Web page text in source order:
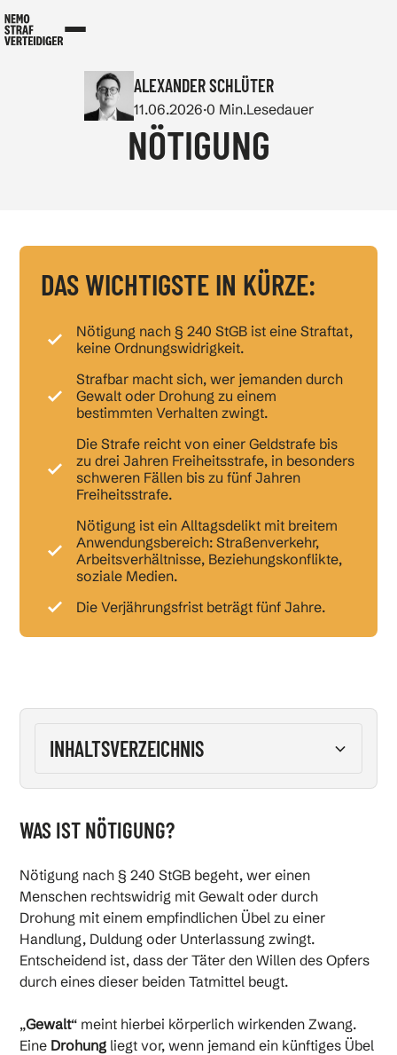
ALEXANDER SCHLÜTER
11.06.2026·0 Min.Lesedauer
NÖTIGUNG
DAS WICHTIGSTE IN KÜRZE:
Nötigung nach § 240 StGB ist eine Straftat,
keine Ordnungswidrigkeit.
Strafbar macht sich, wer jemanden durch
Gewalt oder Drohung zu einem
bestimmten Verhalten zwingt.
Die Strafe reicht von einer Geldstrafe bis
zu drei Jahren Freiheitsstrafe, in besonders
schweren Fällen bis zu fünf Jahren
Freiheitsstrafe.
Nötigung ist ein Alltagsdelikt mit breitem
Anwendungsbereich: Straßenverkehr,
Arbeitsverhältnisse, Beziehungskonflikte,
soziale Medien.
Die Verjährungsfrist beträgt fünf Jahre.
INHALTSVERZEICHNIS
Was ist Nötigung?
Was sind typische Beispiele für Nötigung?
Welche Strafe droht bei Nötigung?
Wie hoch ist die Geldstrafe bei Nötigung?
Wann verjährt Nötigung?
WAS IST NÖTIGUNG?
Nötigung nach § 240 StGB begeht, wer einen
Menschen rechtswidrig mit Gewalt oder durch
Drohung mit einem empfindlichen Übel zu einer
Handlung, Duldung oder Unterlassung zwingt.
Entscheidend ist, dass der Täter den Willen des Opfers
durch eines dieser beiden Tatmittel beugt.
„Gewalt“ meint hierbei körperlich wirkenden Zwang.
Eine Drohung liegt vor, wenn jemand ein künftiges Übel